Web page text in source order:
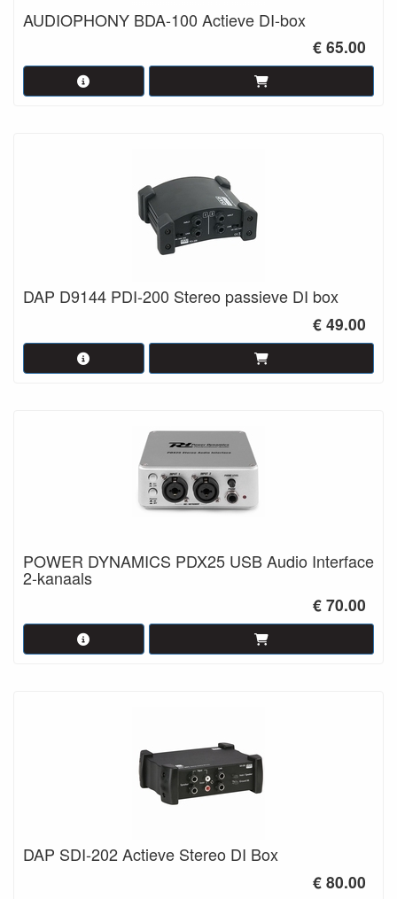
AUDIOPHONY BDA-100 Actieve DI-box
€ 65.00
DAP D9144 PDI-200 Stereo passieve DI box
€ 49.00
POWER DYNAMICS PDX25 USB Audio Interface
2-kanaals
€ 70.00
DAP SDI-202 Actieve Stereo DI Box
€ 80.00